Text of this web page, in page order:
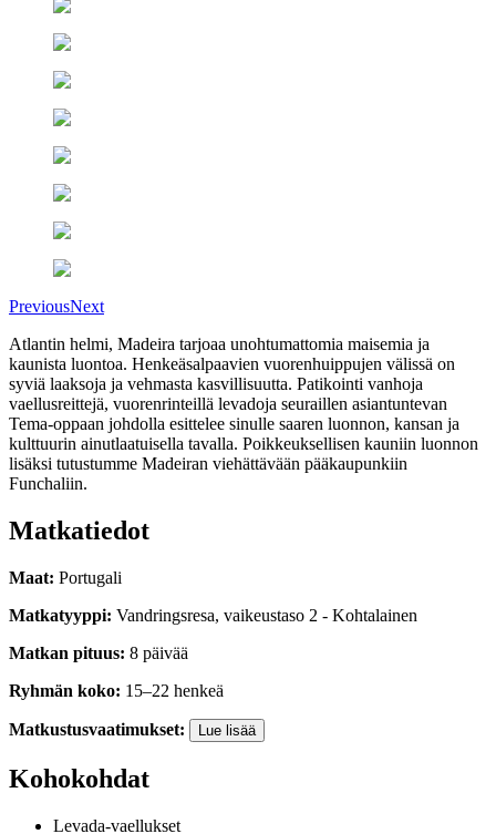
PreviousNext
Atlantin helmi, Madeira tarjoaa unohtumattomia maisemia ja
kaunista luontoa. Henkeäsalpaavien vuorenhuippujen välissä on
syviä laaksoja ja vehmasta kasvillisuutta. Patikointi vanhoja
vaellusreittejä, vuorenrinteillä levadoja seuraillen asiantuntevan
Tema-oppaan johdolla esittelee sinulle saaren luonnon, kansan ja
kulttuurin ainutlaatuisella tavalla. Poikkeuksellisen kauniin luonnon
lisäksi tutustumme Madeiran viehättävään pääkaupunkiin
Funchaliin.
Matkatiedot
Maat: Portugali
Matkatyyppi: Vandringsresa, vaikeustaso 2 - Kohtalainen
Matkan pituus: 8 päivää
Ryhmän koko: 15–22 henkeä
Matkustusvaatimukset: Lue lisää
Kohokohdat
Levada-vaellukset